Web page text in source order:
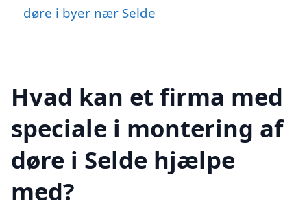
døre i byer nær Selde
Hvad kan et firma med
speciale i montering af
døre i Selde hjælpe
med?